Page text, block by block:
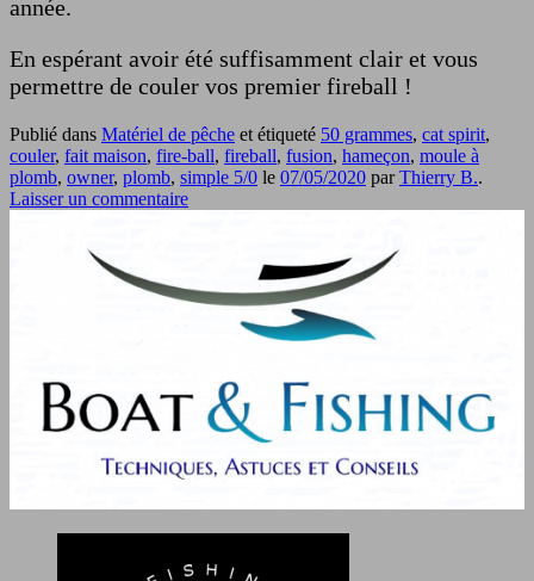
année.
En espérant avoir été suffisamment clair et vous
permettre de couler vos premier fireball !
Publié dans Matériel de pêche et étiqueté 50 grammes, cat spirit,
couler, fait maison, fire-ball, fireball, fusion, hameçon, moule à
plomb, owner, plomb, simple 5/0 le 07/05/2020 parThierry B..
Laisser un commentaire